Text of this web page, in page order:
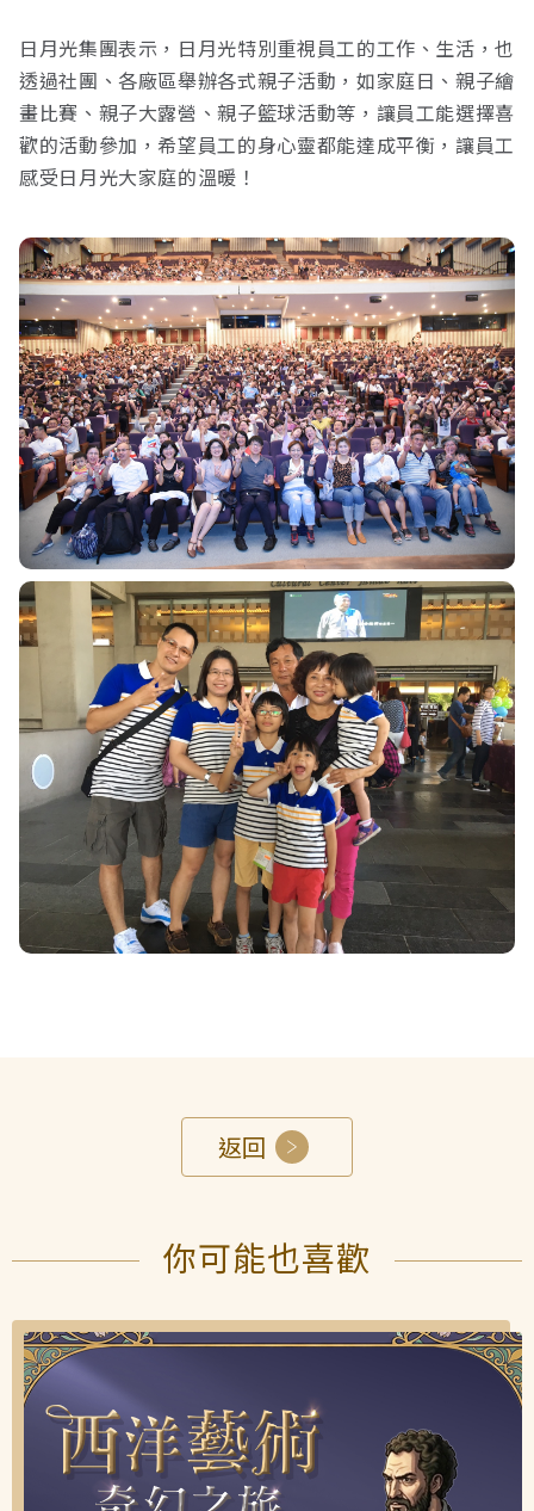
日月光集團表示，日月光特別重視員工的工作、生活，也
透過社團、各廠區舉辦各式親子活動，如家庭日、親子繪
畫比賽、親子大露營、親子籃球活動等，讓員工能選擇喜
歡的活動參加，希望員工的身心靈都能達成平衡，讓員工
感受日月光大家庭的溫暖！
返回
你可能也喜歡